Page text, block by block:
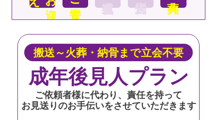
搬送～火葬・納骨まで立会不要
成年後見人プラン
ご依頼者様に代わり、責任を持って
お見送りのお手伝いをさせていただきます